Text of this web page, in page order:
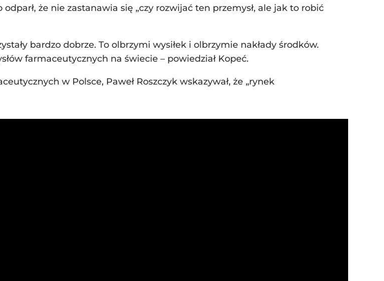
że nie zastanawia się „czy rozwijać ten przemysł, ale jak to robić
bardzo dobrze. To olbrzymi wysiłek i olbrzymie nakłady środków.
farmaceutycznych na świecie – powiedział Kopeć.
w Polsce, Paweł Roszczyk wskazywał, że „rynek